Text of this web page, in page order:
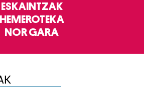
ESKAINTZAK
HEMEROTEKA
NOR GARA